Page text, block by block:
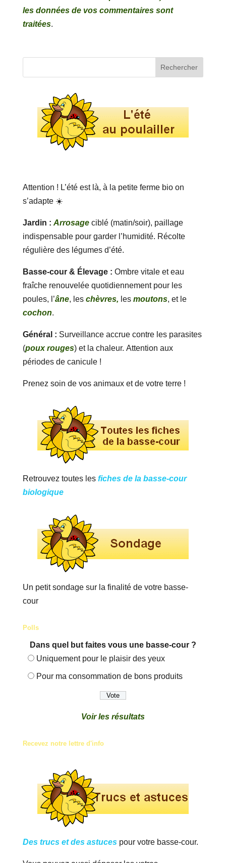
les données de vos commentaires sont
traitées.
Attention ! L’été est là, à la petite ferme bio on
s’adapte ☀️
Jardin : Arrosageciblé (matin/soir), paillage
indispensable pour garder l’humidité. Récolte
régulière des légumes d’été.
Basse-cour & Élevage : Ombre vitale et eau
fraîche renouvelée quotidiennement pour les
poules, l’âne, les chèvres, les moutons, et le
cochon.
Général : Surveillance accrue contre les parasites
(poux rouges) et la chaleur. Attention aux
périodes de canicule !
Prenez soin de vos animaux et de votre terre !
Retrouvez toutes les fiches de la basse-cour
biologique
Un petit sondage sur la finalité de votre basse-
cour
Polls
Dans quel but faites vous une basse-cour ?
Uniquement pour le plaisir des yeux
Pour ma consommation de bons produits
Voir les résultats
Recevez notre lettre d'info
Des trucs et des astucespour votre basse-cour.